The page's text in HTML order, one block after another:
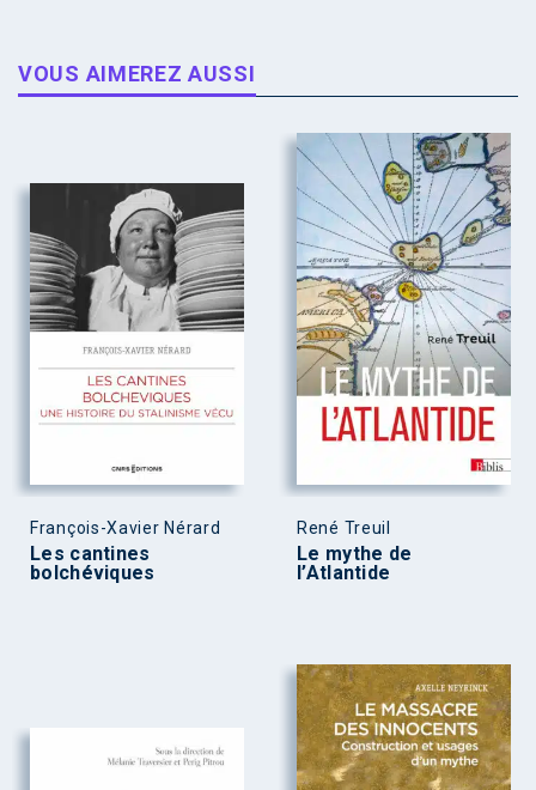
VOUS AIMEREZ AUSSI
François-Xavier Nérard
Les cantines
bolchéviques
René Treuil
Le mythe de
l’Atlantide